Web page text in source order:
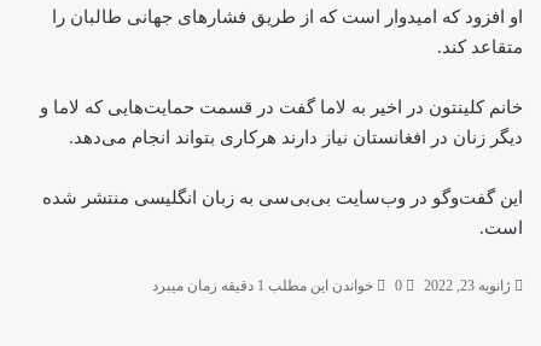
او افزود که امیدوار است که از طریق فشارهای جهانی طالبان را
متقاعد کند.
خانم کلینتون در اخیر به لاما گفت در قسمت حمایت‌هایی که لاما و
دیگر زنان در افغانستان نیاز دارند هرکاری بتواند انجام می‌دهد.
این گفت‌وگو در وب‌سایت بی‌بی‌سی به زبان انگلیسی منتشر شده
است.
ژانویه 23, 2022 0 خواندن این مطلب 1 دقیقه زمان میبرد